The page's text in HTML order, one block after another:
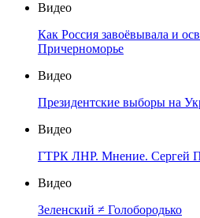
Видео
Как Россия завоёвывала и
Причерноморье
Видео
Президентские выборы на
Видео
ГТРК ЛНР. Мнение. Сергей
Видео
Зеленский ≠ Голобородько